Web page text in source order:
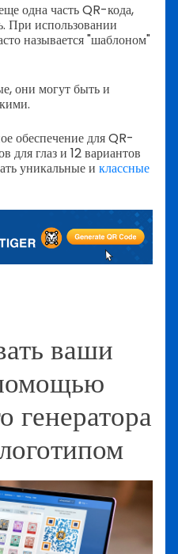
одна часть QR-кода,
При использовании
называется "шаблоном"
они могут быть и
обеспечение для QR-
для глаз и 12 вариантов
уникальные и классные
ваши
генератора